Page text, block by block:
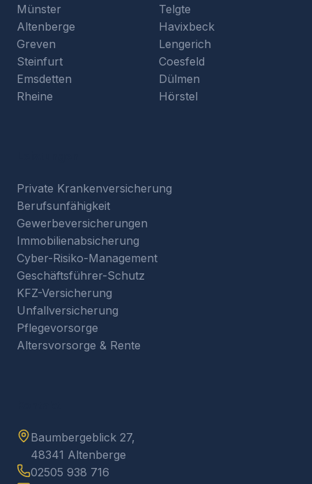
Münster
Altenberge
Greven
Steinfurt
Emsdetten
Rheine
Telgte
Havixbeck
Lengerich
Coesfeld
Dülmen
Hörstel
Private Krankenversicherung
Berufsunfähigkeit
Gewerbeversicherungen
Immobilienabsicherung
Cyber-Risiko-Management
Geschäftsführer-Schutz
KFZ-Versicherung
Unfallversicherung
Pflegevorsorge
Altersvorsorge & Rente
Baumbergeblick 27,
48341 Altenberge
02505 938 716